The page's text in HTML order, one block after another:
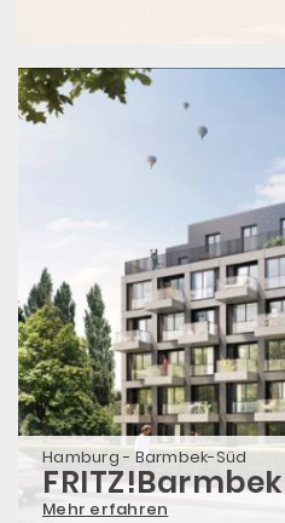
Hamburg - Barmbek-Süd
FRITZ!Barmbek
Mehr erfahren